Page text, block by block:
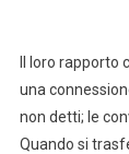
Il loro
una
non detti; le
Quando si